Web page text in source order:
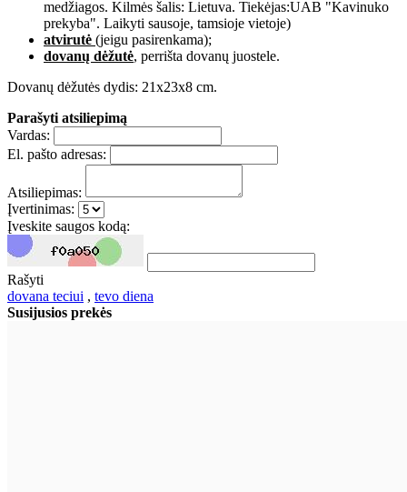
medžiagos. Kilmės šalis: Lietuva. Tiekėjas:UAB "Kavinuko
prekyba". Laikyti sausoje, tamsioje vietoje)
atvirutė (jeigu pasirenkama);
dovanų dėžutė, perrišta dovanų juostele.
Dovanų dėžutės dydis: 21x23x8 cm.
Parašyti atsiliepimą
Vardas:
El. pašto adresas:
Atsiliepimas:
Įvertinimas:
Įveskite saugos kodą:
Rašyti
dovana teciui , tevo diena
Susijusios prekės